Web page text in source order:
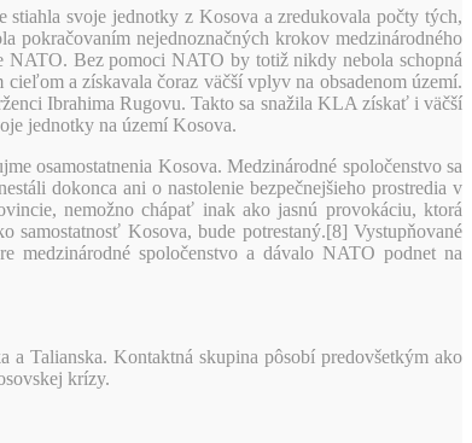
svoje jednotky z Kosova a zredukovala počty tých,
nejednoznačných krokov medzinárodného
NATO. Bez pomoci NATO by totiž nikdy nebola schopná
a získavala čoraz väčší vplyv na obsadenom území.
Ibrahima Rugovu. Takto sa snažila KLA získať i väčší
jednotky na území Kosova.
osamostatnenia Kosova. Medzinárodné spoločenstvo sa
dokonca ani o nastolenie bezpečnejšieho prostredia v
nemožno chápať inak ako jasnú provokáciu, ktorá
Kosova, bude potrestaný.[8] Vystupňované
spoločenstvo a dávalo NATO podnet na
Talianska. Kontaktná skupina pôsobí predovšetkým ako
krízy.